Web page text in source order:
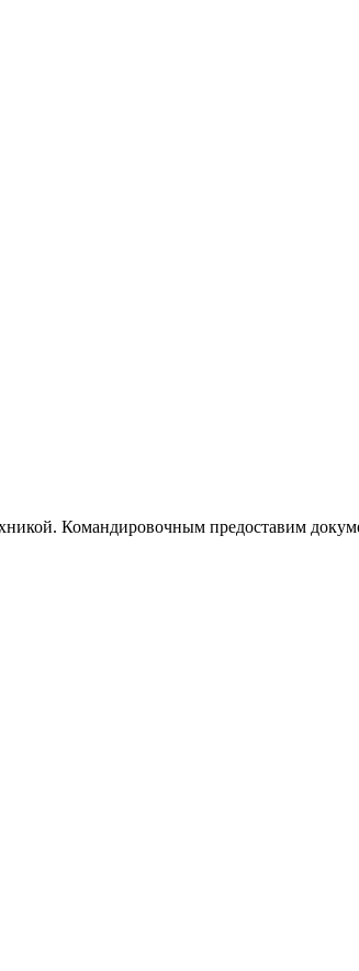
Командировочным предоставим